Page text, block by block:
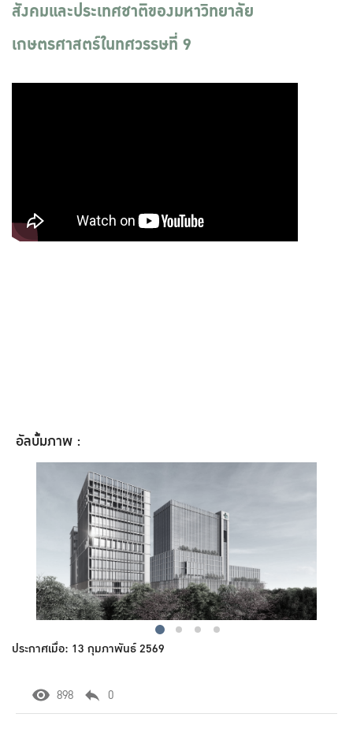
สังคมและประเทศชาติของมหาวิทยาลัย
เกษตรศาสตร์ในทศวรรษที่ 9
อัลบั้มภาพ :
ประกาศเมื่อ: 13 กุมภาพันธ์ 2569
898 0